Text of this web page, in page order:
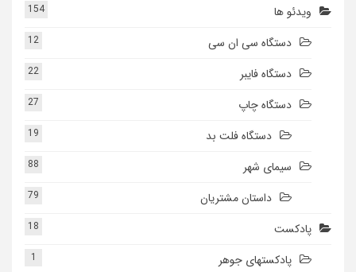
ویدئو ها 154
دستگاه سی ان سی 12
دستگاه فایبر 22
دستگاه چاپ 27
دستگاه فلت بد 19
سیمای شهر 88
داستان مشتریان 79
پادکست 18
پادکستهای جوهر 1